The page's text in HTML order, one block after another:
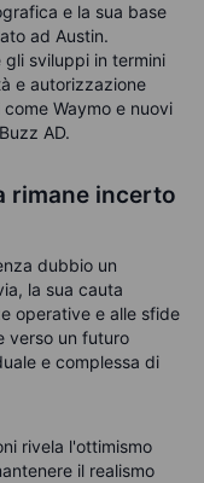
e la sua base
ad Austin.
gli sviluppi in termini
e autorizzazione
Waymo e nuovi
AD.
rimane incerto
dubbio un
la sua cauta
operative e alle sfide
verso un futuro
e complessa di
rivela l'ottimismo
il realismo